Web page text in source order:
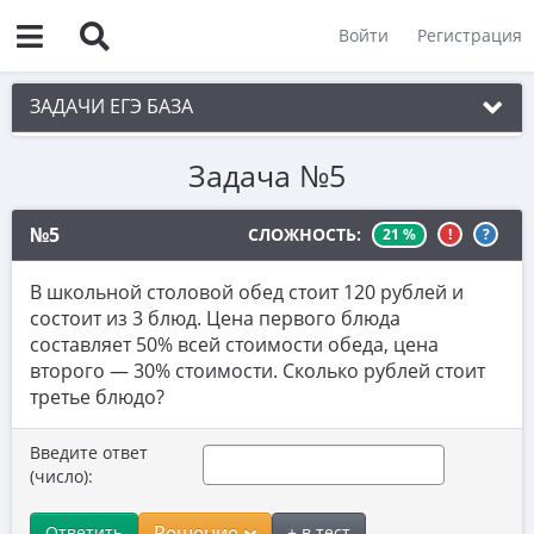
Войти Регистрация
ЗАДАЧИ ЕГЭ БАЗА
1. Простые текстовые задачи
2. Величины и значения
3. Графики, диаграммы, таблицы
4. Вычисления по формуле
5. Теория вероятностей
6. Выбор подходящих вариантов
7. Функции и производные
8. Выбор утверждений
9. Фигуры на квадратной решетке.
Задача №5
№5 СЛОЖНОСТЬ: 21 % ! ?
В школьной столовой обед стоит 120 рублей и
состоит из 3 блюд. Цена первого блюда
составляет 50% всей стоимости обеда, цена
второго — 30% стоимости. Сколько рублей стоит
третье блюдо?
Введите ответ
(число):